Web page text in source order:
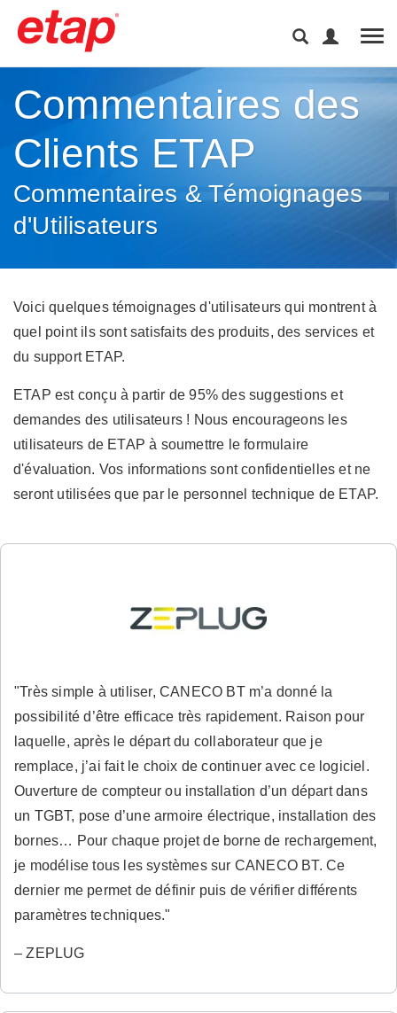
Commentaires des
Clients ETAP
Commentaires & Témoignages
d'Utilisateurs
Voici quelques témoignages d'utilisateurs qui montrent à
quel point ils sont satisfaits des produits, des services et
du support ETAP.
ETAP est conçu à partir de 95% des suggestions et
demandes des utilisateurs ! Nous encourageons les
utilisateurs de ETAP à soumettre le formulaire
d'évaluation. Vos informations sont confidentielles et ne
seront utilisées que par le personnel technique de ETAP.
"Très simple à utiliser, CANECO BT m’a donné la
possibilité d’être efficace très rapidement. Raison pour
laquelle, après le départ du collaborateur que je
remplace, j’ai fait le choix de continuer avec ce logiciel.
Ouverture de compteur ou installation d’un départ dans
un TGBT, pose d’une armoire électrique, installation des
bornes… Pour chaque projet de borne de rechargement,
je modélise tous les systèmes sur CANECO BT. Ce
dernier me permet de définir puis de vérifier différents
paramètres techniques."
– ZEPLUG